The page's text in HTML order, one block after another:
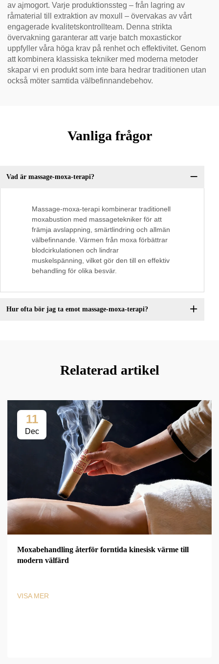
av ajmogort. Varje produktionssteg – från lagring av
råmaterial till extraktion av moxull – övervakas av vårt
engagerade kvalitetskontrollteam. Denna strikta
övervakning garanterar att varje batch moxastickor
uppfyller våra höga krav på renhet och effektivitet. Genom
att kombinera klassiska tekniker med moderna metoder
skapar vi en produkt som inte bara hedrar traditionen utan
också möter samtida välbefinnandebehov.
Vanliga frågor
Vad är massage-moxa-terapi?
Massage-moxa-terapi kombinerar traditionell
moxabustion med massagetekniker för att
främja avslappning, smärtlindring och allmän
välbefinnande. Värmen från moxa förbättrar
blodcirkulationen och lindrar
muskelspänning, vilket gör den till en effektiv
behandling för olika besvär.
Hur ofta bör jag ta emot massage-moxa-terapi?
Relaterad artikel
11
Dec
Moxabehandling återför forntida kinesisk värme till
modern välfärd
VISA MER